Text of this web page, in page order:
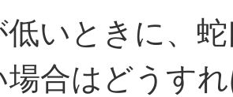
低いときに、
場合はどうす